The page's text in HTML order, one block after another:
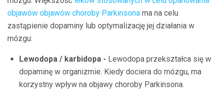
objawów objawów choroby Parkinsona ma na celu
zastąpienie dopaminy lub optymalizację jej działania w
mózgu:
Lewodopa / karbidopa - Lewodopa przekształca się w
dopaminę w organizmie. Kiedy dociera do mózgu, ma
korzystny wpływ na objawy choroby Parkinsona.